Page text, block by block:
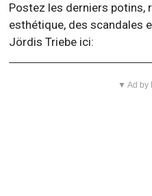
Postez les derniers potins,
esthétique, des scandales
Jördis Triebe ici:
▼ Ad by